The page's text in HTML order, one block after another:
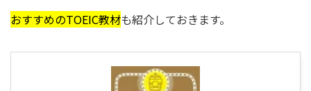
おすすめのTOEIC教材も紹介しておきます。